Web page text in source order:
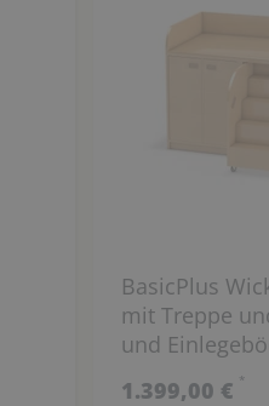
BasicPlus
mit Treppe
und
1.399,00 € *